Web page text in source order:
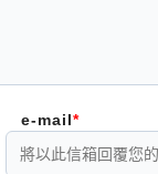
e-mail